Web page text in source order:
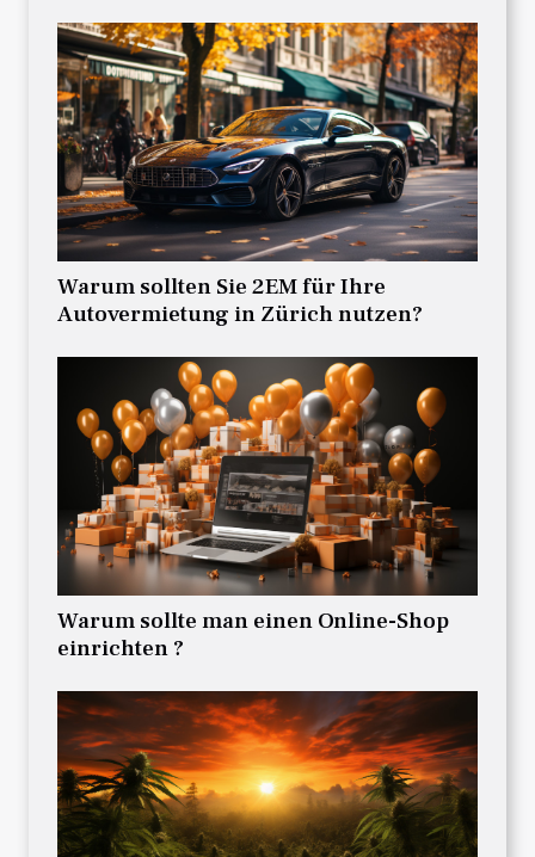
Warum sollten Sie 2EM für Ihre
Autovermietung in Zürich nutzen?
Warum sollte man einen Online-Shop
einrichten ?